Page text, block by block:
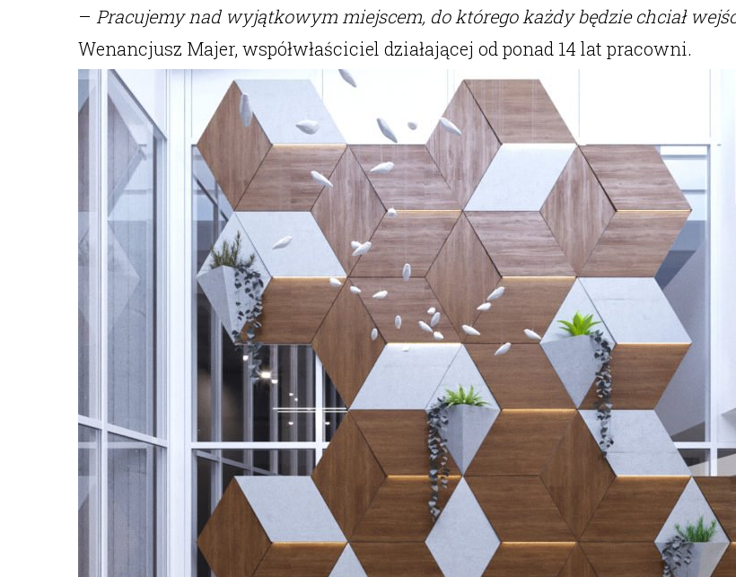
– Pracujemy nad wyjątkowym miejscem, do którego każdy będzie chciał
Wenancjusz Majer, współwłaściciel działającej od ponad 14 lat pracowni.